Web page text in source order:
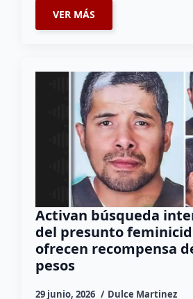
VER MÁS
Activan búsqueda
del presunto
ofrecen recompensa
pesos
29 junio, 2026 Dulce Martinez